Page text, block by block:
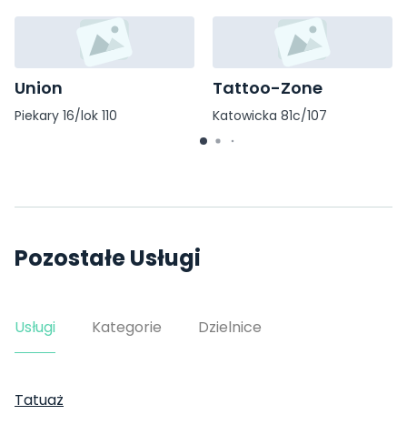
Union
Piekary 16/lok 110
Tattoo-Zone
Katowicka 81c/107
Pozostałe Usługi
Usługi Kategorie Dzielnice
Tatuaż